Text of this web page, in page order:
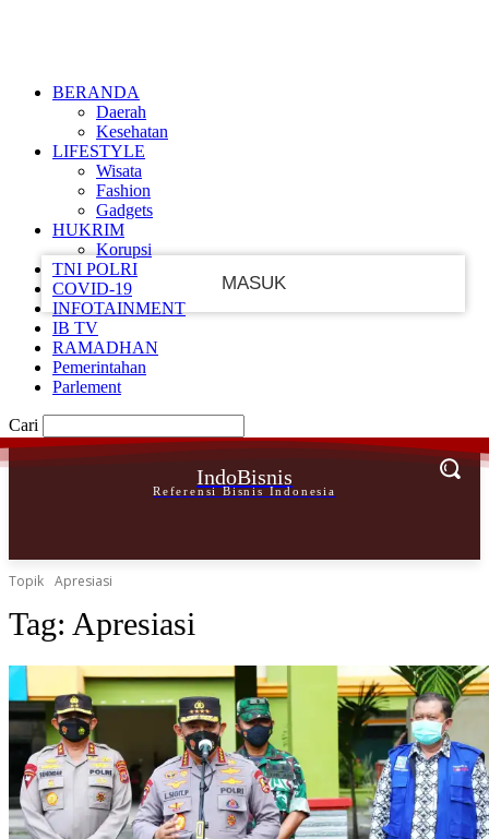
BERANDA
Daerah
Kesehatan
LIFESTYLE
Wisata
Fashion
Gadgets
HUKRIM
Korupsi
TNI POLRI
COVID-19
INFOTAINMENT
IB TV
RAMADHAN
Pemerintahan
Parlement
kata sandi Anda
nama pengguna
Cari
IndoBisnis
Referensi Bisnis Indonesia
Topik Apresiasi
Tag: Apresiasi